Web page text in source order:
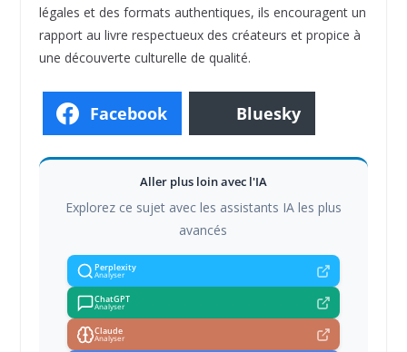
légales et des formats authentiques, ils encouragent un
rapport au livre respectueux des créateurs et propice à
une découverte culturelle de qualité.
Facebook Bluesky
Aller plus loin avec l'IA
Explorez ce sujet avec les assistants IA les plus
avancés
Perplexity
Analyser
ChatGPT
Analyser
Claude
Analyser